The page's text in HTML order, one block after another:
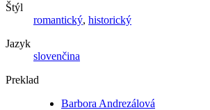
Štýl
romantický, historický
Jazyk
slovenčina
Preklad
Barbora Andrezálová